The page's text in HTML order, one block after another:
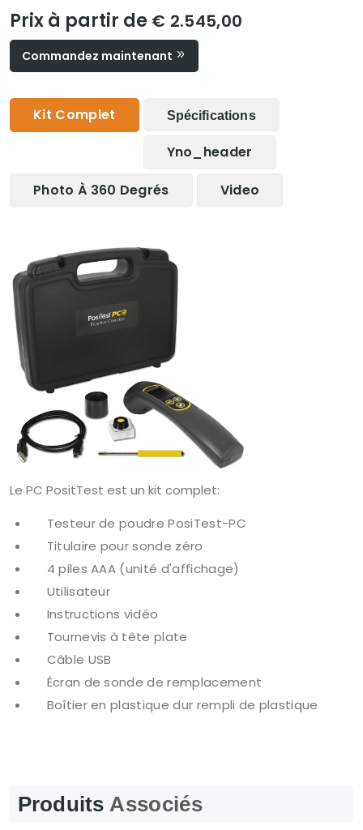
Prix à partir de € 2.545,00
Commandez maintenant
Kit Complet Spécifications
Yno_header
Photo À 360 Degrés Video
Le PC PositTest est un kit complet:
Testeur de poudre PosiTest-PC
Titulaire pour sonde zéro
4 piles AAA (unité d'affichage)
Utilisateur
Instructions vidéo
Tournevis à tête plate
Câble USB
Écran de sonde de remplacement
Boîtier en plastique dur rempli de plastique
ProduitsAssociés